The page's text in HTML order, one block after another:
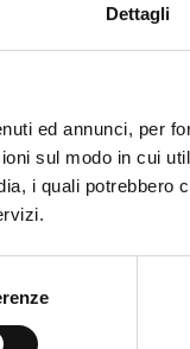
Dettagli
ed annunci, per
sul modo in cui
i quali potrebbero